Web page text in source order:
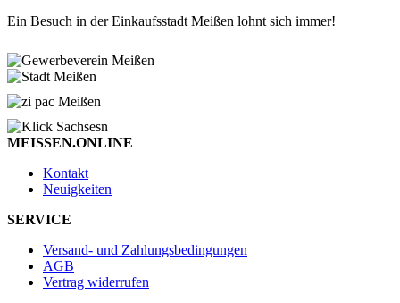
Ein Besuch in der Einkaufsstadt Meißen lohnt sich immer!
MEISSEN.ONLINE
Kontakt
Neuigkeiten
SERVICE
Versand- und Zahlungsbedingungen
AGB
Vertrag widerrufen